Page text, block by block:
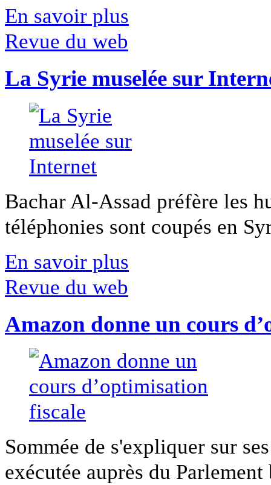
En savoir plus
Revue du web
La Syrie muselée sur
Bachar Al-Assad préfère les
téléphonies sont coupés en
En savoir plus
Revue du web
Amazon donne un cours
Sommée de s'expliquer sur
exécutée auprès du